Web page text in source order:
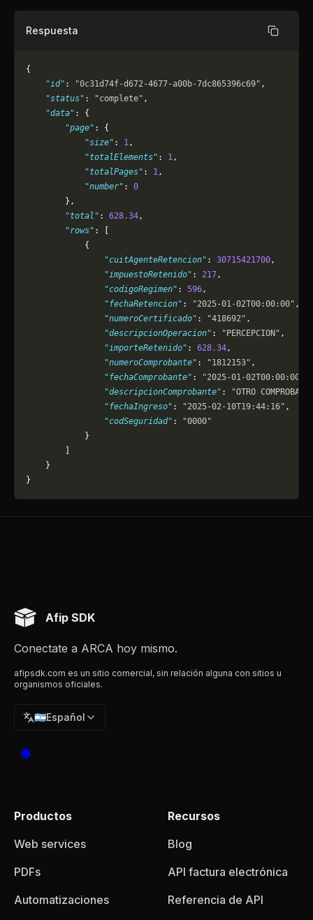
Respuesta Copiar
{
    "id"
: "0c31d74f-d672-4677-a00b-7dc865396c69" ,
    "status"
: "complete" ,
    "data"
: {
        "page"
: {
            "size"
: 1,
            "totalElements"
: 1,
            "totalPages"
: 1,
            "number"
: 0
        },
        "total"
: 628.34,
        "rows"
: [
            {
                "cuitAgenteRetencion"
: 30715421700,
                "impuestoRetenido"
: 217,
                "codigoRegimen"
: 596,
                "fechaRetencion"
: "2025-01-02T00:00:00" ,
                "numeroCertificado"
: "418692" ,
                "descripcionOperacion"
: "PERCEPCION" ,
                "importeRetenido"
: 628.34,
                "numeroComprobante"
: "1812153" ,
                "fechaComprobante"
: "2025-01-02T00:00:00"
                "descripcionComprobante"
:
"OTRO
                "fechaIngreso"
: "2025-02-10T19:44:16" ,
                "codSeguridad"
:
"0000"
            }
    }
}
Afip SDK
Conectate a ARCA hoy mismo.
afipsdk.com es un sitio comercial, sin relación alguna con sitios u
organismos oficiales.
🇦🇷Español
Productos
Web services
PDFs
Automatizaciones
Recursos
Blog
API factura electrónica
Referencia de API